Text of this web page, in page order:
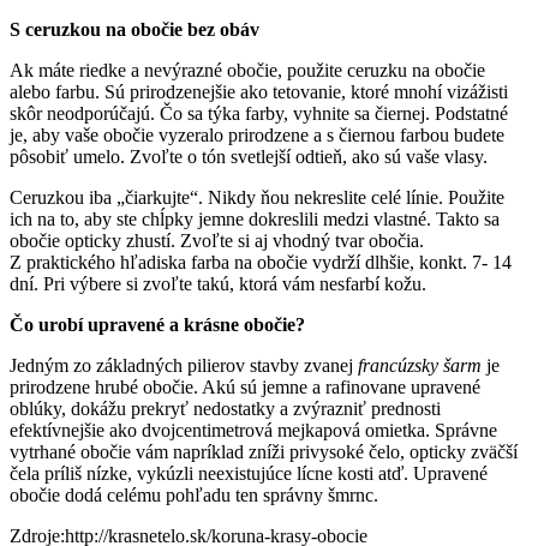
S ceruzkou na obočie bez obáv
Ak máte riedke a nevýrazné obočie, použite ceruzku na obočie
alebo farbu. Sú prirodzenejšie ako tetovanie, ktoré mnohí vizážisti
skôr neodporúčajú. Čo sa týka farby, vyhnite sa čiernej. Podstatné
je, aby vaše obočie vyzeralo prirodzene a s čiernou farbou budete
pôsobiť umelo. Zvoľte o tón svetlejší odtieň, ako sú vaše vlasy.
Ceruzkou iba „čiarkujte“. Nikdy ňou nekreslite celé línie. Použite
ich na to, aby ste chĺpky jemne dokreslili medzi vlastné. Takto sa
obočie opticky zhustí. Zvoľte si aj vhodný tvar obočia.
Z praktického hľadiska farba na obočie vydrží dlhšie, konkt. 7- 14
dní. Pri výbere si zvoľte takú, ktorá vám nesfarbí kožu.
Čo urobí upravené a krásne obočie?
Jedným zo základných pilierov stavby zvanej francúzsky šarm je
prirodzene hrubé obočie. Akú sú jemne a rafinovane upravené
oblúky, dokážu prekryť nedostatky a zvýrazniť prednosti
efektívnejšie ako dvojcentimetrová mejkapová omietka. Správne
vytrhané obočie vám napríklad zníži privysoké čelo, opticky zväčší
čela príliš nízke, vykúzli neexistujúce lícne kosti atď. Upravené
obočie dodá celému pohľadu ten správny šmrnc.
Zdroje:http://krasnetelo.sk/koruna-krasy-obocie